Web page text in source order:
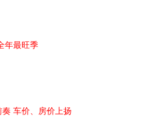
年最旺季
车价、房价上扬